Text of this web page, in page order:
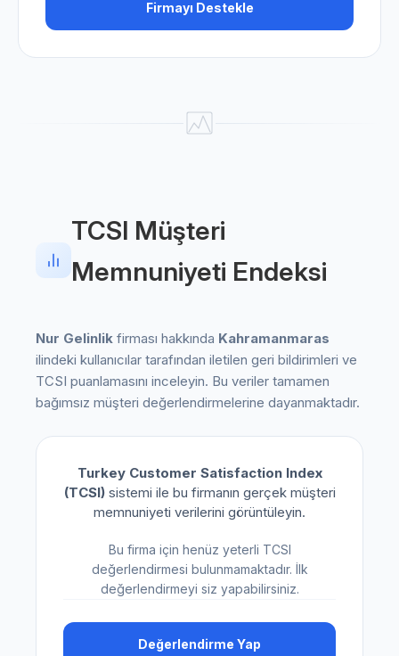
Firmayı Destekle
TCSI Müşteri
Memnuniyeti Endeksi
Nur Gelinlik firması hakkında Kahramanmaras
ilindeki kullanıcılar tarafından iletilen geri bildirimleri ve
TCSI puanlamasını inceleyin. Bu veriler tamamen
bağımsız müşteri değerlendirmelerine dayanmaktadır.
Turkey Customer Satisfaction Index
(TCSI)sistemi ile bu firmanın gerçek müşteri
memnuniyeti verilerini görüntüleyin.
Bu firma için henüz yeterli TCSI
değerlendirmesi bulunmamaktadır. İlk
değerlendirmeyi siz yapabilirsiniz.
Değerlendirme Yap